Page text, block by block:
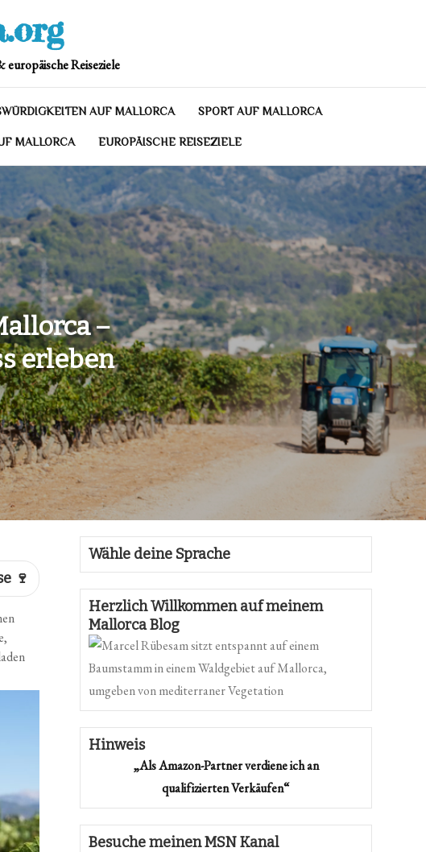
Reiseziele
AUF MALLORCA SPORT AUF MALLORCA
MALLORCA EUROPÄISCHE REISEZIELE
–
erleben
🍷
Wähle deine Sprache
Herzlich Willkommen auf meinem
Mallorca Blog
Hinweis
„Als Amazon-Partner verdiene ich an
qualifizierten Verkäufen“
Besuche meinen MSN Kanal